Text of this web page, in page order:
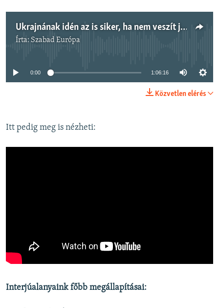
Ukrajnának idén az is siker, ha nem veszít jelentős területeket – Demkó Attila és Rácz András a háború kilátásairól
Írta: Szabad Európa
Jelenleg nincs elérhető tartalom
0:00 1:06:16
Közvetlen elérés
Itt pedig meg is nézheti:
Interjúalanyaink főbb megállapításai: